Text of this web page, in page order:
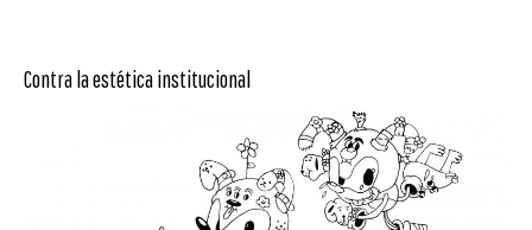
Contra la estética institucional